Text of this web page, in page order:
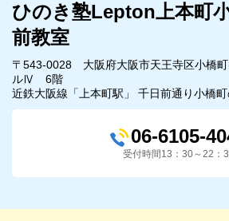
ひのき塾Lepton上本町
前教室
〒543-0028 大阪府大阪市天王寺区小橋
ルⅣ 6階
近鉄大阪線「上本町駅」 千日前通り小橋
06-6105-
受付時間13：30～22：